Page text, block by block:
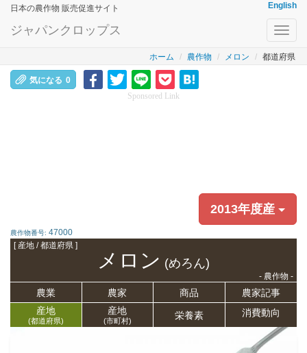
日本の農作物 販売促進サイト English
ジャパンクロップス
ホーム 農作物 メロン 都道府県
気になる 0
Sponsored Link
2013年度産
農作物番号: 47000
[ 産地 / 都道府県 ]
メロン (めろん)
- 農作物 -
農業 農家 商品
農家記事
産地
(都道府県)
産地
(市町村) 栄養素 消費動向